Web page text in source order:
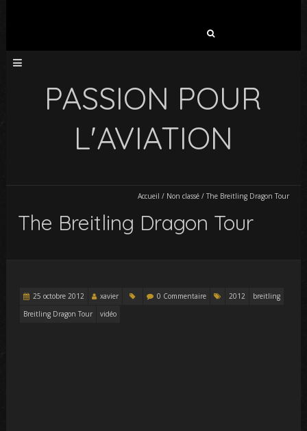
PASSION POUR
L'AVIATION
Accueil / Non classé/ The Breitling Dragon Tour
The Breitling Dragon Tour
25 octobre 2012 xavier 0 Commentaire 2012
breitling
Breitling Dragon Tour
vidéo